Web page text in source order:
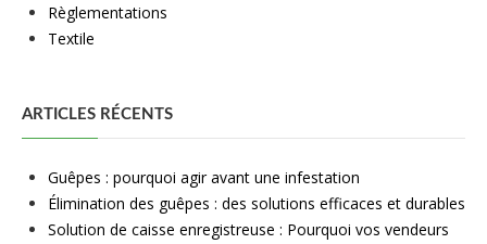
Règlementations
Textile
ARTICLES RÉCENTS
Guêpes : pourquoi agir avant une infestation
Élimination des guêpes : des solutions efficaces et durables
Solution de caisse enregistreuse : Pourquoi vos vendeurs